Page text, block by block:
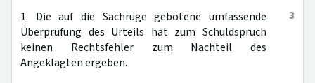
3
1. Die auf die Sachrüge gebotene umfassende
Überprüfung des Urteils hat zum Schuldspruch
keinen Rechtsfehler zum Nachteil des
Angeklagten ergeben.